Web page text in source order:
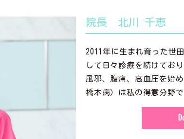
院長 北川 千恵
2011年に生まれ育った世
して日々診療を続けており
風邪、腹痛、高血圧を始
橋本病）は私の得意分野